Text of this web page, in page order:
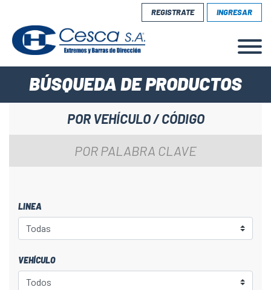
REGISTRATE INGRESAR
BÚSQUEDA DE PRODUCTOS
POR VEHÍCULO / CÓDIGO
POR PALABRA CLAVE
LINEA
VEHÍCULO